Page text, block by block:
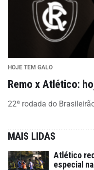
HOJE TEM GALO
Remo x Atlético:
22ª rodada do
MAIS LIDAS
Atlético
especial